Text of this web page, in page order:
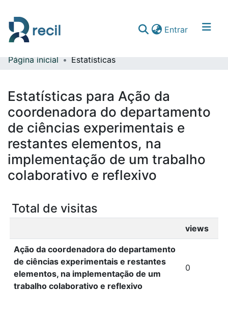
Entrar(current)
Comunidades & Coleções
Página inicial Estatísticas
Estatísticas para Ação da
coordenadora do departamento
de ciências experimentais e
restantes elementos, na
implementação de um trabalho
colaborativo e reflexivo
Total de visitas
views
Ação da coordenadora do departamento
de ciências experimentais e restantes
elementos, na implementação de um
trabalho colaborativo e reflexivo
0